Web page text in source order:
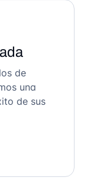
de
una
de sus